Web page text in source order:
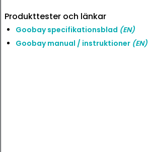
Produkttester och länkar
Goobay specifikationsblad (EN)
Goobay manual / instruktioner (EN)